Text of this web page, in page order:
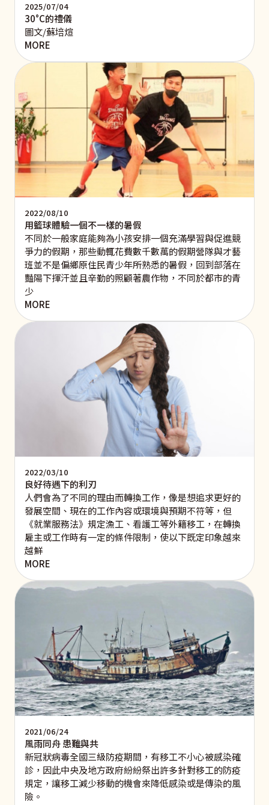
2025/07/04
30°C的禮儀
圖文/蘇培煊
MORE
2022/08/10
用籃球體驗一個不一樣的暑假
不同於一般家庭能夠為小孩安排一個充滿學習與促進競
爭力的假期，那些動輒花費數千數萬的假期營隊與才藝
班並不是偏鄉原住民青少年所熟悉的暑假，回到部落在
豔陽下揮汗並且辛勤的照顧著農作物，不同於都市的青
少
MORE
2022/03/10
良好待遇下的利刃
人們會為了不同的理由而轉換工作，像是想追求更好的
發展空間、現在的工作內容或環境與預期不符等，但
《就業服務法》規定漁工、看護工等外籍移工，在轉換
雇主或工作時有一定的條件限制，使以下既定印象越來
越鮮
MORE
2021/06/24
風雨同舟 患難與共
新冠狀病毒全國三級防疫期間，有移工不小心被感染確
診，因此中央及地方政府紛紛祭出許多針對移工的防疫
規定，讓移工減少移動的機會來降低感染或是傳染的風
險。